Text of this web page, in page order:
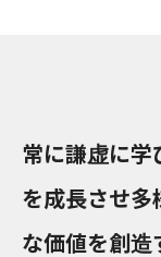
常に謙虚に学
を成長させ多
な価値を創造